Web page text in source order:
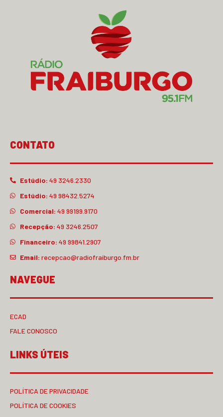
CONTATO
Estúdio: 49 3246.2330
Estúdio: 49 98432.5274
Comercial: 49 99199.9170
Recepção: 49 3246.2507
Financeiro: 49 99841.2907
Email: recepcao@radiofraiburgo.fm.br
NAVEGUE
ECAD
FALE CONOSCO
LINKS ÚTEIS
POLÍTICA DE PRIVACIDADE
POLÍTICA DE COOKIES